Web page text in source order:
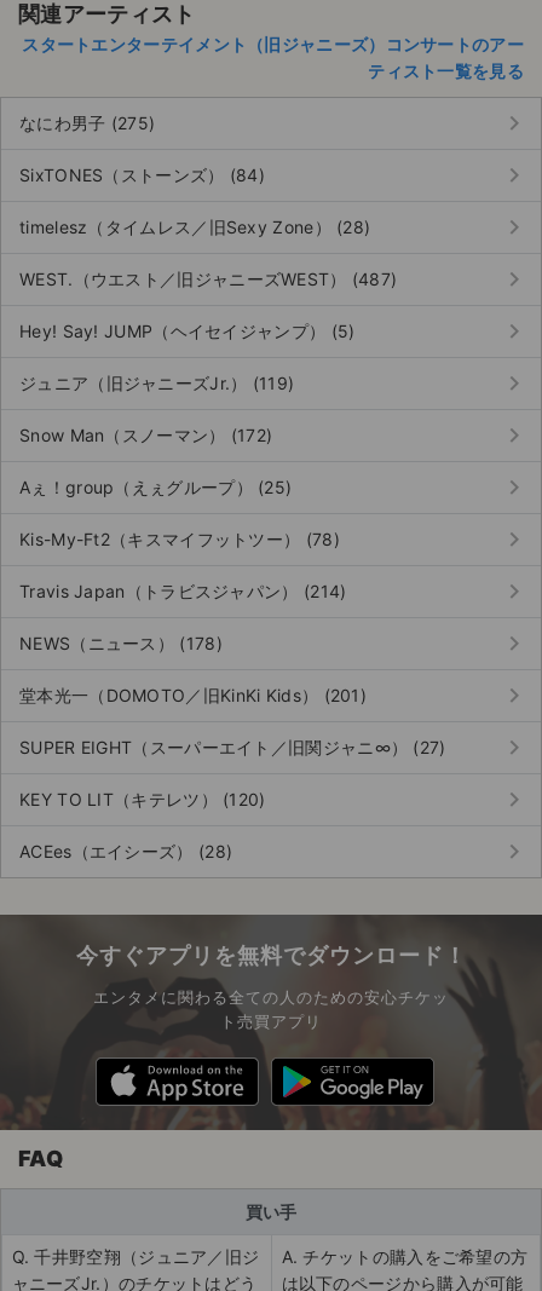
関連アーティスト
スタートエンターテイメント（旧ジャニーズ）コンサートのアー
ティスト一覧を見る
なにわ男子 (275) keyboard_arrow_right
SixTONES（ストーンズ） (84) keyboard_arrow_right
timelesz（タイムレス／旧Sexy Zone） (28) keyboard_arrow_right
WEST.（ウエスト／旧ジャニーズWEST） (487) keyboard_arrow_right
Hey! Say! JUMP（ヘイセイジャンプ） (5) keyboard_arrow_right
ジュニア（旧ジャニーズJr.） (119) keyboard_arrow_right
Snow Man（スノーマン） (172) keyboard_arrow_right
Aぇ！group（えぇグループ） (25) keyboard_arrow_right
Kis-My-Ft2（キスマイフットツー） (78) keyboard_arrow_right
Travis Japan（トラビスジャパン） (214) keyboard_arrow_right
NEWS（ニュース） (178) keyboard_arrow_right
堂本光一（DOMOTO／旧KinKi Kids） (201) keyboard_arrow_right
SUPER EIGHT（スーパーエイト／旧関ジャニ∞） (27) keyboard_arrow_right
KEY TO LIT（キテレツ） (120) keyboard_arrow_right
ACEes（エイシーズ） (28) keyboard_arrow_right
今すぐアプリを無料でダウンロード！
エンタメに関わる全ての人のための安心チケッ
ト売買アプリ
FAQ
買い手
Q. 千井野空翔（ジュニア／旧ジ
ャニーズJr.）のチケットはどう
A. チケットの購入をご希望の方
は以下のページから購入が可能